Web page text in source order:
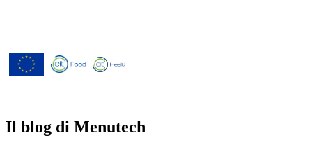
Il blog di Menutech